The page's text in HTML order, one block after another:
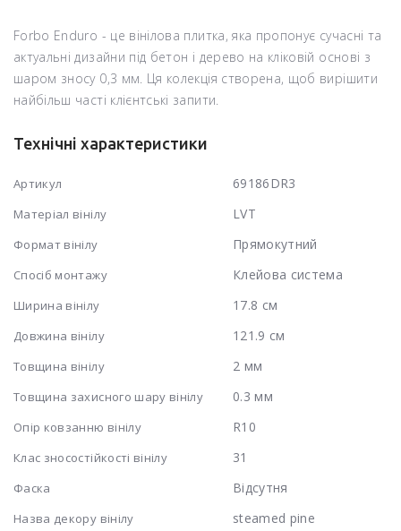
Forbo Enduro - це вінілова плитка, яка пропонує сучасні та
актуальні дизайни під бетон і дерево на кліковій основі з
шаром зносу 0,3 мм. Ця колекція створена, щоб вирішити
найбільш часті клієнтські запити.
Технічні характеристики
Артикул 69186DR3
Матеріал вінілу LVT
Формат вінілу Прямокутний
Спосіб монтажу Клейова система
Ширина вінілу 17.8 см
Довжина вінілу 121.9 см
Товщина вінілу 2 мм
Товщина захисного шару вінілу 0.3 мм
Опір ковзанню вінілу R10
Клас зносостійкості вінілу 31
Фаска Відсутня
Назва декору вінілу steamed pine